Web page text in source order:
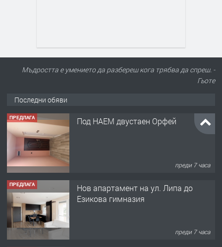
Мъдростта е умението да разбереш кога трябва да спреш. -
Гьоте
Последни обяви
ПРЕДЛАГА
Нов апартамент на ул. Липа до
преди 7 часа
ПРЕДЛАГА
🔑 ОБЗАВЕДЕНА ГАРСОНИЕРА ПОД
НАЕМ В КВ. „ОРФЕЙ“ – ДО
преди 1 ден